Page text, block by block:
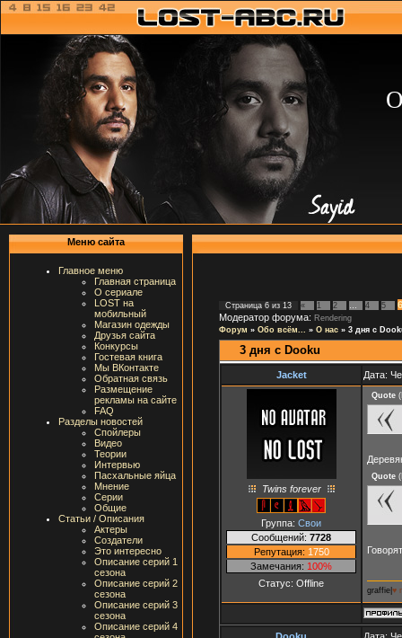
Меню сайта
Главное меню
Главная страница
О сериале
LOST на
мобильный
Магазин одежды
Друзья сайта
Конкурсы
Гостевая книга
Мы ВКонтакте
Обратная связь
Размещение
рекламы на сайте
FAQ
Разделы новостей
Спойлеры
Видео
Теории
Интервью
Пасхальные яйца
Мнение
Серии
Общие
Статьи / Описания
Актеры
Создатели
Это интересно
Описание серий 1
сезона
Описание серий 2
сезона
Описание серий 3
сезона
Описание серий 4
Страница 6 из 13 « 1 2 4 5
6
Модератор форума: Rendering
Форум » Обо всём... » О нас » 3 дня с
3 дня с Dooku
Jacket Дата:
Twins forever
Группа: Свои
Сообщений: 7728
Репутация: 1750
Замечания: 100%
Статус: Offline
Quote (
Quote (
graffie| ♥